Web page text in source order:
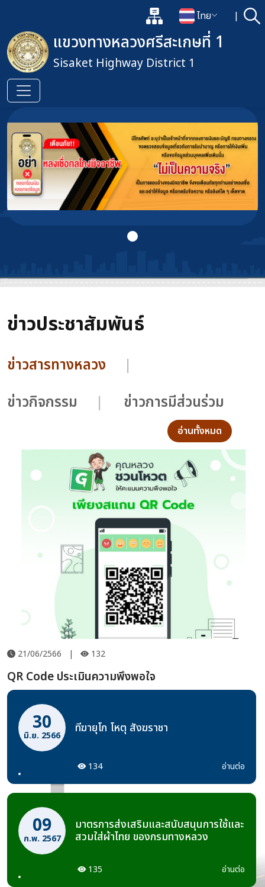
แผนผังเว็บไซต์
เปลี่ยนภาษา
ไทย | ค้
เปิดกล่องค้นหาข้อมูลหลักของเ
แขวงทางหลวงศรีสะเกษที่ 1
Sisaket Highway District 1
ข่าวประชาสัมพันธ์
ข่าวสารทางหลวง
ข่าวกิจกรรม
ข่าวการมีส่วนร่วม
อ่านทั้งหมด
21/06/2566 | 132
QR Code ประเมินความพึงพอใจ
30
มิ.ย. 2566 ทีฆายุโก โหตุ สังฆราชา
134 อ่านต่อ
09
ก.พ. 2567
มาตรการส่งเสริมและสนับสนุนการใช้และ
สวมใส่ผ้าไทย ของกรมทางหลวง
135 อ่านต่อ